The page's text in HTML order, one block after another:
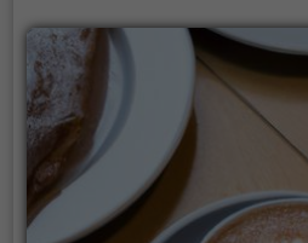
Interpretationen – hier
Geschmack das passende
Brauhaus Zum Schwerter
Erlebnis, das man sich nicht